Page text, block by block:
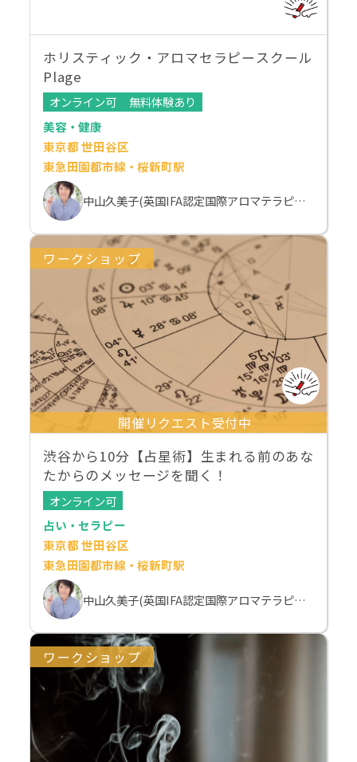
ホリスティック・アロマセラピースクール
Plage
オンライン可
無料体験あり
美容・健康
東京都 世田谷区
東急田園都市線・桜新町駅
中山久美子(英国IFA認定国際アロマテラピスト）
ワークショップ
開催リクエスト受付中
渋谷から10分【占星術】生まれる前のあな
たからのメッセージを聞く！
オンライン可
占い・セラピー
東京都 世田谷区
東急田園都市線・桜新町駅
中山久美子(英国IFA認定国際アロマテラピスト）
ワークショップ